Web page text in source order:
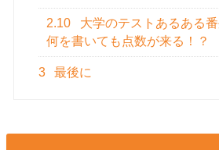
2.10
大学のテストあるある
何を書いても点数が来る！？
3 最後に